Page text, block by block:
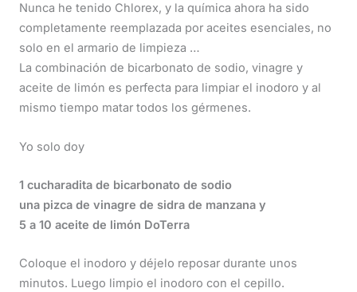
Nunca he tenido Chlorex, y la química ahora ha sido
completamente reemplazada por aceites esenciales, no
solo en el armario de limpieza …
La combinación de bicarbonato de sodio, vinagre y
aceite de limón es perfecta para limpiar el inodoro y al
mismo tiempo matar todos los gérmenes.
Yo solo doy
1 cucharadita de bicarbonato de sodio
una pizca de vinagre de sidra de manzana y
5 a 10 aceite de limón DoTerra
Coloque el inodoro y déjelo reposar durante unos
minutos. Luego limpio el inodoro con el cepillo.